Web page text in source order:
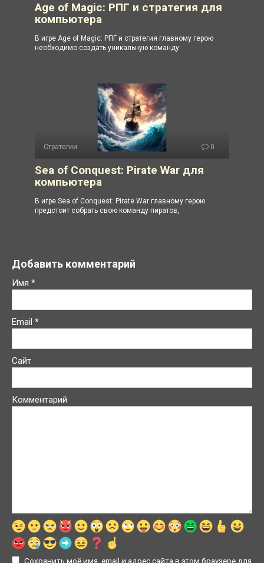
Age of Magic: РПГ и стратегия для
компьютера
В игре Age of Magic: РПГ и стратегия главному герою
необходимо создать уникальную команду
Стратегии 0
Sea of Conquest: Pirate War для
компьютера
В игре Sea of Conquest: Pirate War главному герою
предстоит собрать свою команду пиратов,
Добавить комментарий
Имя *
Email *
Сайт
Комментарий
Сохранить моё имя, email и адрес сайта в этом браузере для